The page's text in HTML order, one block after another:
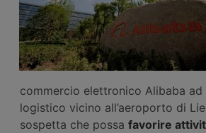
commercio elettronico Alibaba ad
logistico vicino all’aeroporto di
sospetta che possa favorire